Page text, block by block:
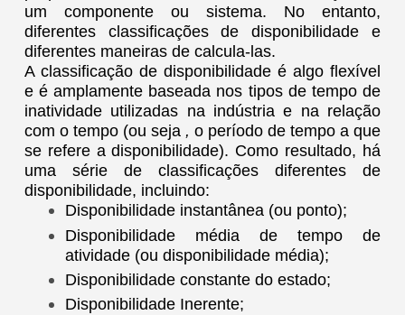
um componente ou sistema. No entanto,
diferentes classificações de disponibilidade e
diferentes maneiras de calcula-las.
A classificação de disponibilidade é algo flexível
e é amplamente baseada nos tipos de tempo de
inatividade utilizadas na indústria e na relação
com o tempo (ou seja , o período de tempo a que
se refere a disponibilidade). Como resultado, há
uma série de classificações diferentes de
disponibilidade, incluindo:
Disponibilidade instantânea (ou ponto);
Disponibilidade média de tempo de
atividade (ou disponibilidade média);
Disponibilidade constante do estado;
Disponibilidade Inerente;